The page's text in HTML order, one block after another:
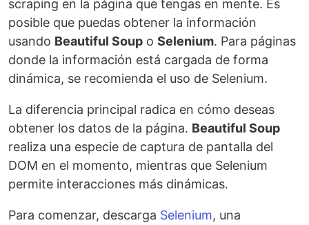
scraping en la página que tengas en mente. Es
posible que puedas obtener la información
usando Beautiful Soup o Selenium. Para páginas
donde la información está cargada de forma
dinámica, se recomienda el uso de Selenium.
La diferencia principal radica en cómo deseas
obtener los datos de la página. Beautiful Soup
realiza una especie de captura de pantalla del
DOM en el momento, mientras que Selenium
permite interacciones más dinámicas.
Para comenzar, descarga Selenium, una